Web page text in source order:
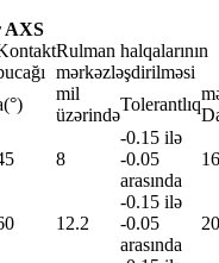
AXS
Rulman halqalarının
mərkəzləşdirilməsi
mil
üzərində
Tolerantlıq
8
-0.15 ilə
-0.05
arasında
12.2
-0.15 ilə
-0.05
arasında